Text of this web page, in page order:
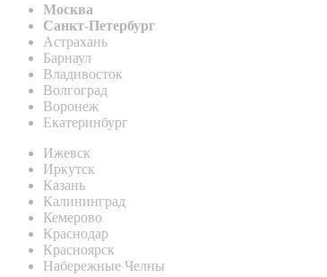
Москва
Санкт-Петербург
Астрахань
Барнаул
Владивосток
Волгоград
Воронеж
Екатеринбург
Ижевск
Иркутск
Казань
Калининград
Кемерово
Краснодар
Красноярск
Набережные Челны